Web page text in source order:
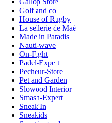
Gallop Store
Golf and co
House of Rugby
La sellerie de Maé
Made in Paradis
Nauti-wave
On-Fight
Padel-Expert
Pecheur-Store
Pet and Garden
Slowood Interior
Smash-Expert
Sneak'In
Sneakids